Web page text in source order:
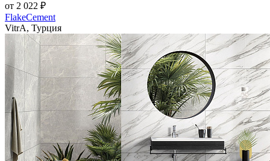
от 2 022 ₽
FlakeCement
VitrA, Турция